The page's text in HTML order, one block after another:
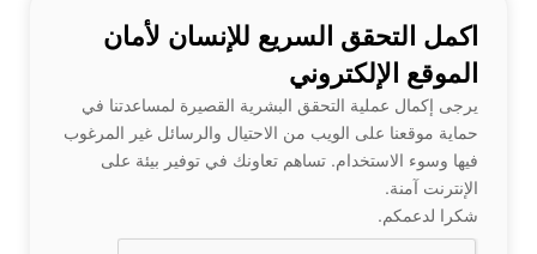
اكمل التحقق السريع للإنسان لأمان
الموقع الإلكتروني
يرجى إكمال عملية التحقق البشرية القصيرة لمساعدتنا في
حماية موقعنا على الويب من الاحتيال والرسائل غير المرغوب
فيها وسوء الاستخدام. تساهم تعاونك في توفير بيئة على
الإنترنت آمنة.
شكرا لدعمكم.